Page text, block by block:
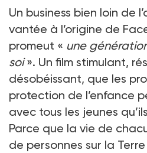
Un business bien loin de
vantée à l’origine de
promeut « une
soi». Un film stimulant,
désobéissant, que les
protection de l’enfance
avec tous les jeunes
Parce que la vie de
de personnes sur la